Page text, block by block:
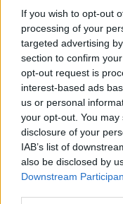
If you wish to opt-out
processing of your
targeted advertising
section to confirm
opt-out request is
interest-based ads
us or personal
your opt-out. You
disclosure of your
IAB’s list of
also be disclosed by
Downstream
una
Por
Suelta y confía
Por María Comesaña
Por